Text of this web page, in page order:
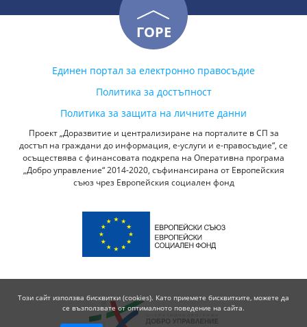
ГОРЕ
Единен портал за електронно правосъдие
Политика за достъпност
Политика за защита на личните данни
Проект „Доразвитие и централизиране на порталите в СП за
достъп на граждани до информация, е-услуги и е-правосъдие“, се
осъществява с финансовата подкрепа на Оперативна програма
„Добро управление“ 2014-2020, съфинансирана от Европейския
съюз чрез Европейския социален фонд
Този сайт използва бисквитки (cookies). Като приемете бисквитките, можете да
се възползвате от оптималното поведение на сайта.